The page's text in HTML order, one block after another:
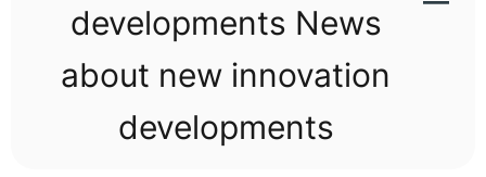
developments News
about new innovation
developments